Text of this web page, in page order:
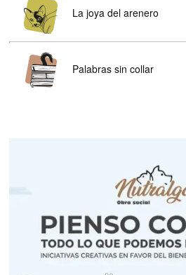
La joya del arenero
Palabras sin collar